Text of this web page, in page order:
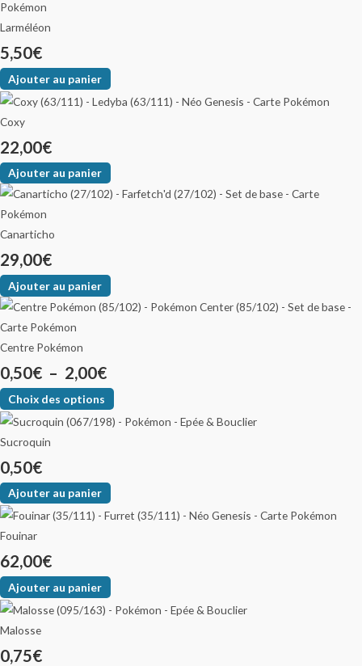
Larméléon
5,50€
Ajouter au panier
Coxy
22,00€
Ajouter au panier
Canarticho
29,00€
Ajouter au panier
Centre Pokémon
0,50€ – 2,00€
Choix des options
Sucroquin
0,50€
Ajouter au panier
Fouinar
62,00€
Ajouter au panier
Malosse
0,75€